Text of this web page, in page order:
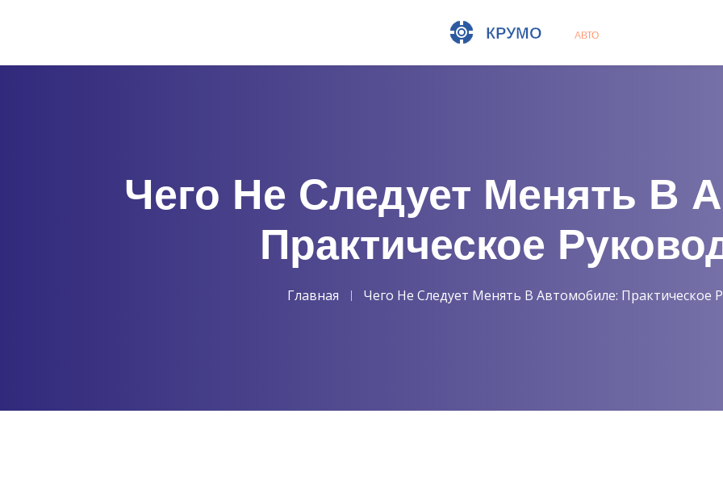
Чего Не Следует Менять В
Практическое
Главная Чего Не Следует Менять В Автомобиле: Практическое